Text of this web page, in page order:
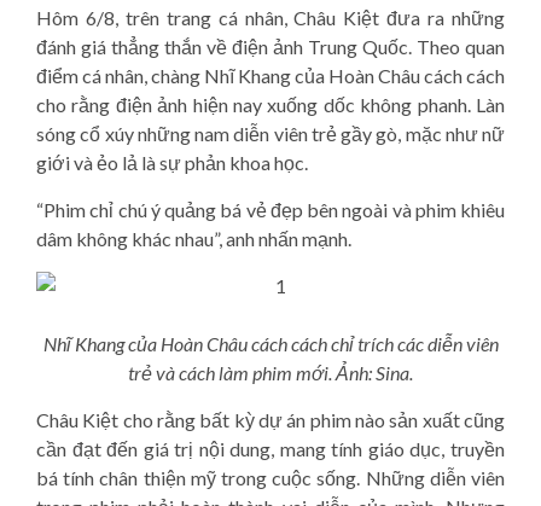
Hôm 6/8, trên trang cá nhân, Châu Kiệt đưa ra những
đánh giá thẳng thắn về điện ảnh Trung Quốc. Theo quan
điểm cá nhân, chàng Nhĩ Khang của Hoàn Châu cách cách
cho rằng điện ảnh hiện nay xuống dốc không phanh. Làn
sóng cổ xúy những nam diễn viên trẻ gầy gò, mặc như nữ
giới và ẻo lả là sự phản khoa học.
“Phim chỉ chú ý quảng bá vẻ đẹp bên ngoài và phim khiêu
dâm không khác nhau”, anh nhấn mạnh.
Nhĩ Khang của Hoàn Châu cách cách chỉ trích các diễn viên
trẻ và cách làm phim mới. Ảnh: Sina.
Châu Kiệt cho rằng bất kỳ dự án phim nào sản xuất cũng
cần đạt đến giá trị nội dung, mang tính giáo dục, truyền
bá tính chân thiện mỹ trong cuộc sống. Những diễn viên